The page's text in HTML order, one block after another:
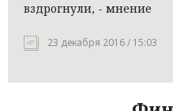
вздрогнули, - мнение
23 декабря 2016 / 15:03